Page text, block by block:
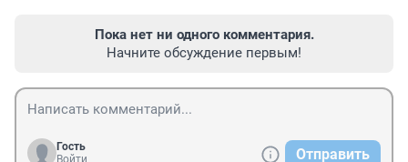
Пока нет ни одного комментария.
Начните обсуждение первым!
Гость
Войти
Отправить